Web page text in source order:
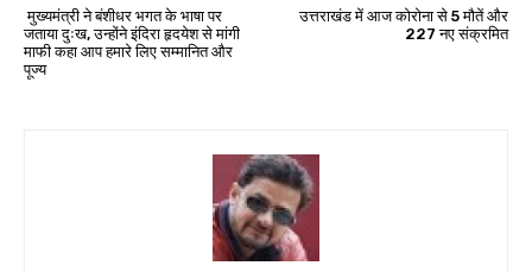
मुख्यमंत्री ने बंशीधर भगत के भाषा पर
जताया दुःख, उन्होंने इंदिरा हृदयेश से मांगी
माफी कहा आप हमारे लिए सम्मानित और
पूज्य
उत्तराखंड में आज कोरोना से 5 मौतें और
227 नए संक्रमित